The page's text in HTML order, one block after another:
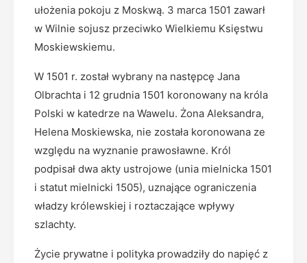
ułożenia pokoju z Moskwą. 3 marca 1501 zawarł
w Wilnie sojusz przeciwko Wielkiemu Księstwu
Moskiewskiemu.
W 1501 r. został wybrany na następcę Jana
Olbrachta i 12 grudnia 1501 koronowany na króla
Polski w katedrze na Wawelu. Żona Aleksandra,
Helena Moskiewska, nie została koronowana ze
względu na wyznanie prawosławne. Król
podpisał dwa akty ustrojowe (unia mielnicka 1501
i statut mielnicki 1505), uznające ograniczenia
władzy królewskiej i roztaczające wpływy
szlachty.
Życie prywatne i polityka prowadziły do napięć z